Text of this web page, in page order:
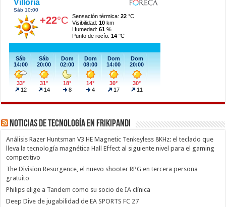
Noticias de Tecnología en Frikipandi
Análisis Razer Huntsman V3 HE Magnetic Tenkeyless 8KHz: el teclado que
lleva la tecnología magnética Hall Effect al siguiente nivel para el gaming
competitivo
The Division Resurgence, el nuevo shooter RPG en tercera persona
gratuito
Philips elige a Tandem como su socio de IA clínica
Deep Dive de jugabilidad de EA SPORTS FC 27